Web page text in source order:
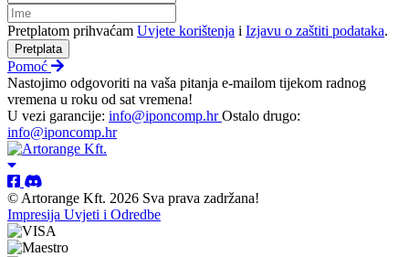
Pretplatom prihvaćam Uvjete korištenja i Izjavu o zaštiti podataka.
Pretplata
Pomoć
Nastojimo odgovoriti na vaša pitanja e-mailom tijekom radnog
vremena u roku od sat vremena!
U vezi garancije: info@iponcomp.hrOstalo drugo:
info@iponcomp.hr
© Artorange Kft. 2026 Sva prava zadržana!
Impresija Uvjeti i Odredbe